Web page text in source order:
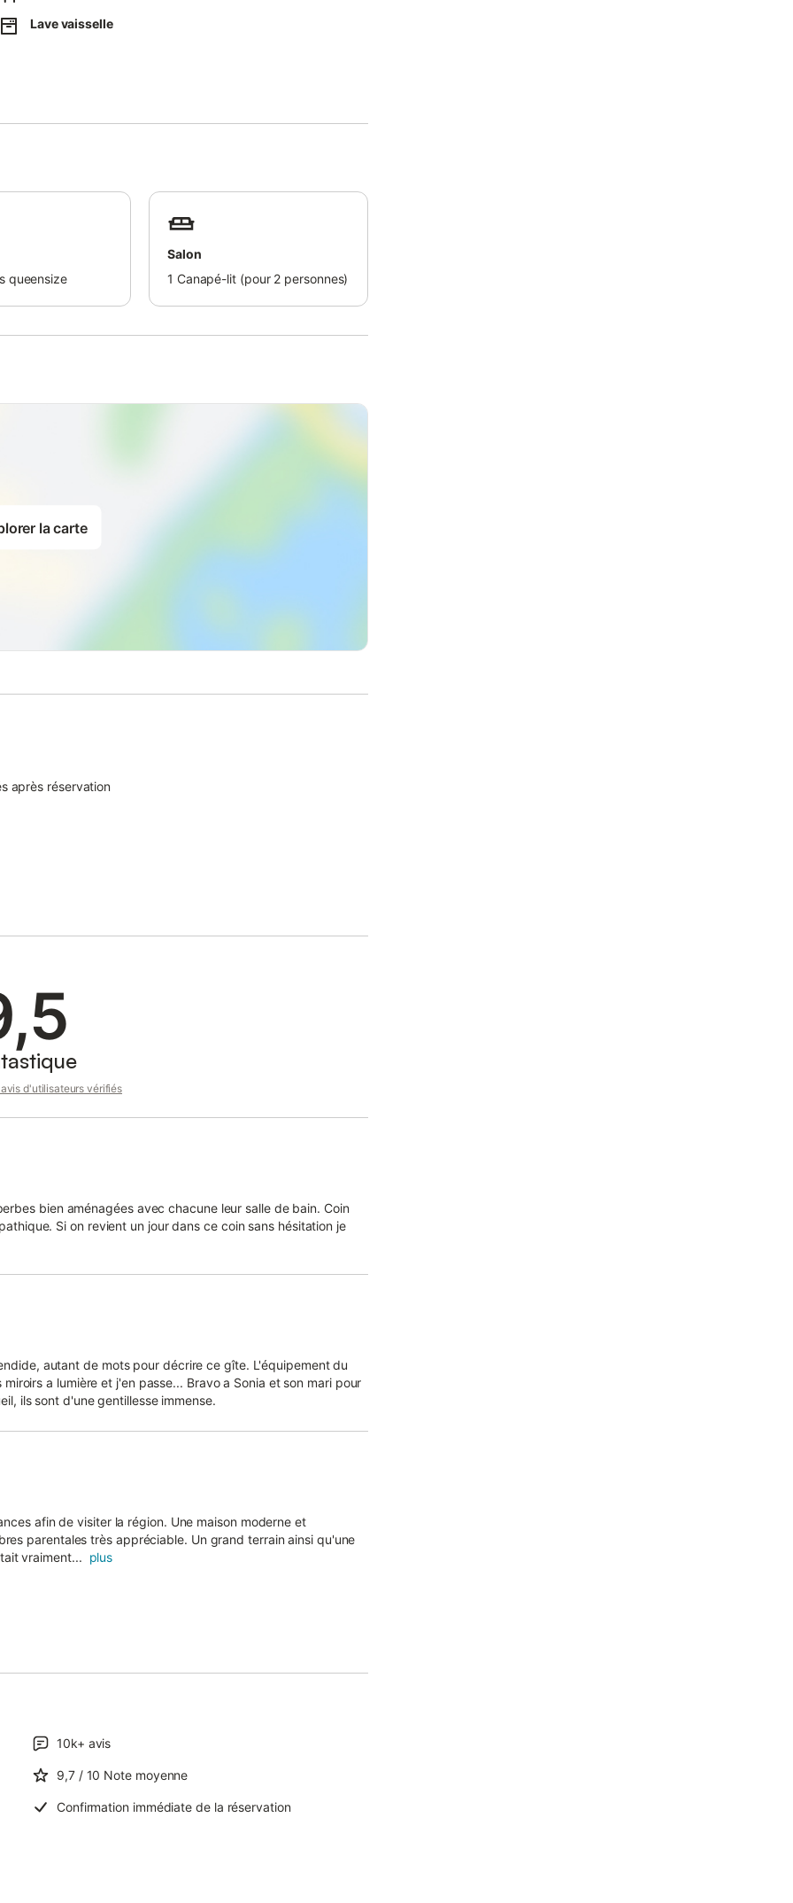
fait + 2 serviettes de toilettes)
Lave vaisselle
queensize
Salon
1 Canapé-lit (pour 2 personnes)
la carte
après réservation
d'utilisateurs vérifiés
bien aménagées avec chacune leur salle de bain. Coin
Si on revient un jour dans ce coin sans hésitation je
autant de mots pour décrire ce gîte. L'équipement du
a lumière et j'en passe... Bravo a Sonia et son mari pour
ils sont d'une gentillesse immense.
afin de visiter la région. Une maison moderne et
parentales très appréciable. Un grand terrain ainsi qu'une
vraiment... plus
10k+ avis
9,7 / 10 Note moyenne
Confirmation immédiate de la réservation